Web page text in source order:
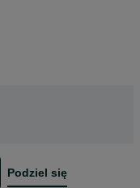
Podziel się